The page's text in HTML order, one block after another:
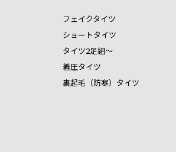
フェイクタイツ
ショートタイツ
タイツ2足組～
着圧タイツ
裏起毛（防寒）タイツ